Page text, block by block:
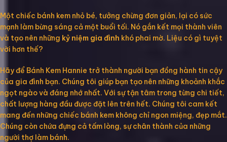
Một chiếc bánh kem nhỏ bé, tưởng chừng đơn giản, lại có sức
mạnh làm bừng sáng cả một buổi tối. Nó gắn kết mọi thành viên
và tạo nên những kỷ niệm gia đình khó phai mờ. Liệu có gì tuyệt
vời hơn thế?
Hãy để Bánh Kem Hannie trở thành người bạn đồng hành tin cậy
của gia đình bạn. Chúng tôi giúp bạn tạo nên những khoảnh khắc
ngọt ngào và đáng nhớ nhất. Với sự tận tâm trong từng chi tiết,
chất lượng hàng đầu được đặt lên trên hết. Chúng tôi cam kết
mang đến những chiếc bánh kem không chỉ ngon miệng, đẹp mắt.
Chúng còn chứa đựng cả tấm lòng, sự chân thành của những
người thợ làm bánh.